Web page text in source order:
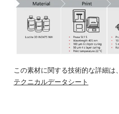
この素材に関する技術的な詳細は
テクニカルデータシート